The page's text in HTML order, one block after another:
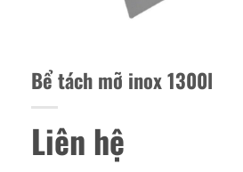
Bể tách mỡ inox 1300l
Liên hệ